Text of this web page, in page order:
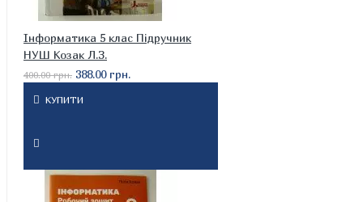
Інформатика 5 клас Підручник
НУШ Козак Л.З.
400.00 грн. 388.00 грн.
КУПИТИ